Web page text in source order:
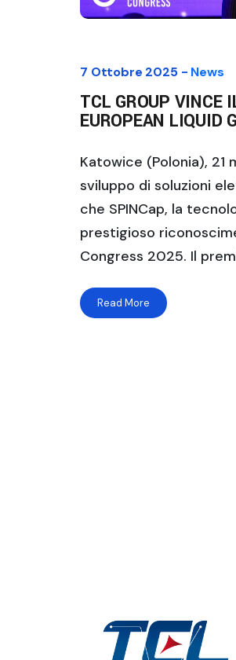
7 Ottobre 2025 - News
TCL GROUP VINCE
EUROPEAN LIQUID
Katowice (Polonia), 21
sviluppo di soluzioni
che SPINCap, la
prestigioso
Congress 2025. Il
Read More